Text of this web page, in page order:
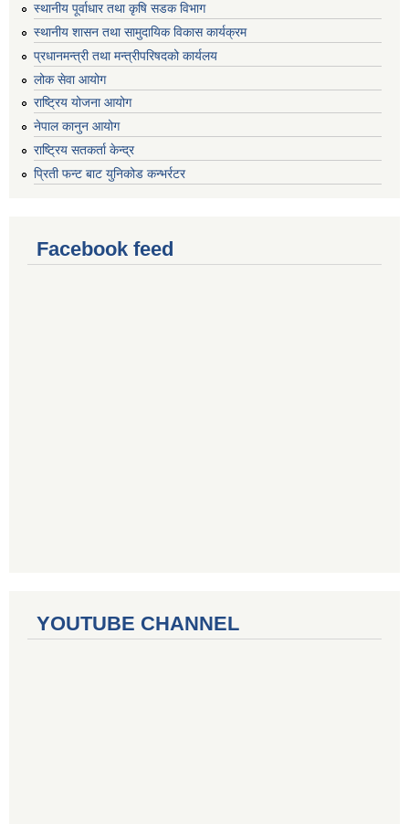
स्थानीय पूर्वाधार तथा कृषि सडक विभाग
स्थानीय शासन तथा सामुदायिक विकास कार्यक्रम
प्रधानमन्त्री तथा मन्त्रीपरिषदको कार्यलय
लोक सेवा आयोग
राष्ट्रिय योजना आयोग
नेपाल कानुन आयोग
राष्ट्रिय सतकर्ता केन्द्र
प्रिती फन्ट बाट युनिकोड कन्भर्रटर
Facebook feed
YOUTUBE CHANNEL